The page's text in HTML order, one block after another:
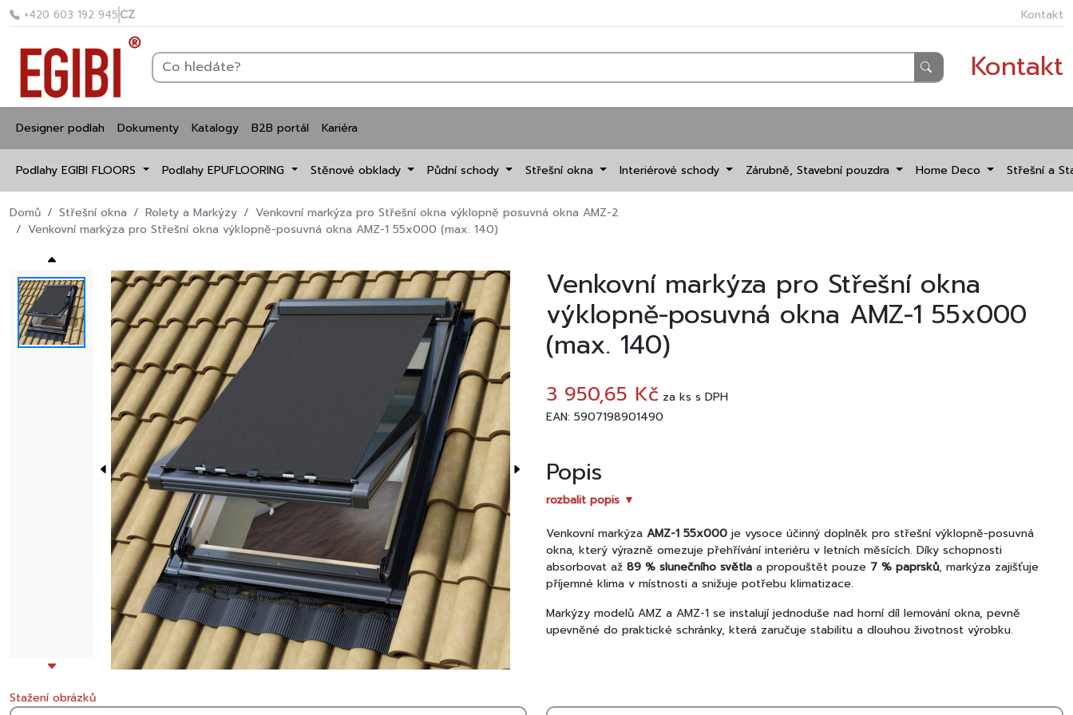
+420 603 192 945CZ Kontakt
Kontakt
Designer podlah Dokumenty Katalogy B2B portál Kariéra
Podlahy EGIBI FLOORS Podlahy EPUFLOORING Stěnové obklady Půdní schody Střešní okna Interiérové schody Zárubně, Stavební pouzdra Home Deco Střešní a
Domů Střešní okna Rolety a Markýzy
Venkovní markýza pro Střešní okna výklopně posuvná okna AMZ-2
Venkovní markýza pro Střešní okna výklopně-posuvná okna AMZ-1 55x000 (max. 140)
Stažení obrázků
Venkovní markýza pro Střešní okna
výklopně-posuvná okna AMZ-1 55x000
(max. 140)
3 950,65 Kč za ks s DPH
EAN: 5907198901490
Popis
rozbalit popis ▼
Venkovní markýza AMZ-1 55x000 je vysoce účinný doplněk pro střešní výklopně-posuvná
okna, který výrazně omezuje přehřívání interiéru v letních měsících. Díky schopnosti
absorbovat až 89 % slunečního světla a propouštět pouze 7 % paprsků, markýza zajišťuje
příjemné klima v místnosti a snižuje potřebu klimatizace.
Markýzy modelů AMZ a AMZ-1 se instalují jednoduše nad horní díl lemování okna, pevně
upevněné do praktické schránky, která zaručuje stabilitu a dlouhou životnost výrobku.
Účinná ochrana proti přehřívání skla